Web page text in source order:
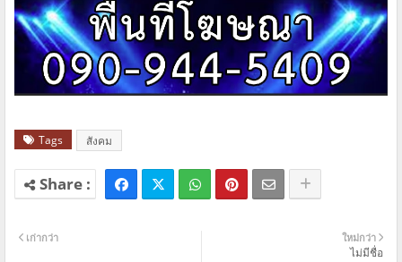
Tags สังคม
ใหม่กว่า
ไม่มีชื่อ
เก่ากว่า